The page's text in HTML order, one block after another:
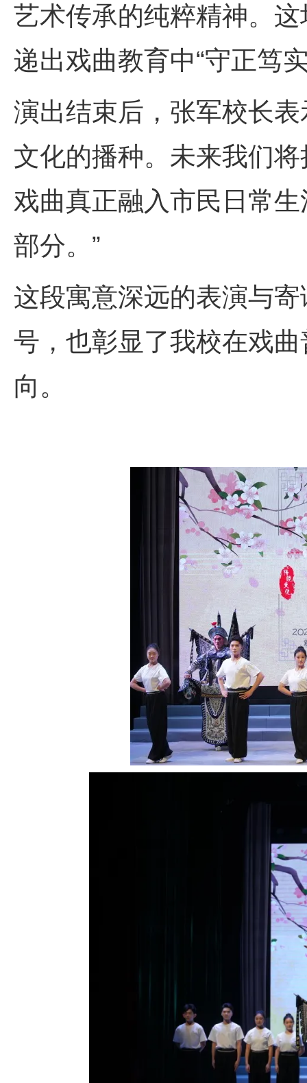
艺术传承的纯粹精神。
递出戏曲教育中“守正笃
演出结束后，张军校长表
文化的播种。未来我们
戏曲真正融入市民日常
部分。”
这段寓意深远的表演与
号，也彰显了我校在戏
向。